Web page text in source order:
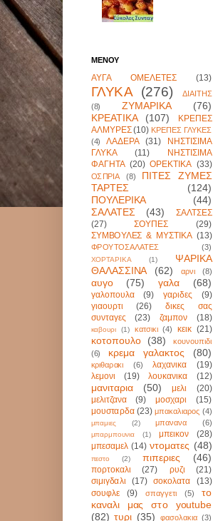
ΜΕΝΟΥ
ΑΥΓΑ ΟΜΕΛΕΤΕΣ (13)
ΓΛΥΚΑ (276)
ΔΙΑΙΤΗΣ
(8)
ΖΥΜΑΡΙΚΑ
(76)
ΚΡΕΑΤΙΚΑ
(107)
ΚΡΕΠΕΣ
ΑΛΜΥΡΕΣ (10) ΚΡΕΠΕΣ ΓΛΥΚΕΣ
(4)
ΛΑΔΕΡΑ (31)
ΝΗΣΤΙΣΙΜΑ
ΓΛΥΚΑ
(11)
ΝΗΣΤΙΣΙΜΑ
ΦΑΓΗΤΑ (20) ΟΡΕΚΤΙΚΑ (33)
ΟΣΠΡΙΑ (8)
ΠΙΤΕΣ ΖΥΜΕΣ
ΤΑΡΤΕΣ
(124)
ΠΟΥΛΕΡΙΚΑ
(44)
ΣΑΛΑΤΕΣ
(43)
ΣΑΛΤΣΕΣ
(27)
ΣΟΥΠΕΣ
(29)
ΣΥΜΒΟΥΛΕΣ & ΜΥΣΤΙΚΑ (13)
ΦΡΟΥΤΟΣΑΛΑΤΕΣ (3)
ΧΟΡΤΑΡΙΚΑ (1)
ΨΑΡΙΚΑ
ΘΑΛΑΣΣΙΝΑ
(62) αρνι (8)
αυγο (75) γαλα (68)
γαλοπουλα (9) γαριδες
(9)
γιαουρτι
(26)
δικες σας
συνταγες
(23) ζαμπον (18)
καβουρι (1) κατσικι (4) κεικ (21)
κοτοπουλο (38)
κουνουπιδι
(6)
κρεμα γαλακτος (80)
κριθαρακι (6) λαχανικα
(19)
λεμονι
(19) λουκανικα (12)
μανιταρια (50) μελι
(20)
μελιτζανα
(9) μοσχαρι
(15)
μουσταρδα (23) μπακαλιαρος (4)
μπαμιες (2) μπανανα (6)
μπαρμπουνια (1) μπεικον
(28)
μπεσαμελ (14) ντοματες (48)
πεστο (2) πιπεριες (46)
πορτοκαλι (27) ρυζι
(21)
σιμιγδαλι
(17) σοκολατα
(13)
σουφλε
(9) σπαγγετι (5)
το
καναλι μας στο youtube
(82) τυρι (35) φασολακια (3)